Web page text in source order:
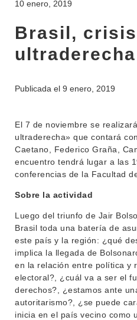
LLAMADOS
BEDELÍA
OFERTA DE GRADO
EDUCACIÓN PERMANENTE
MOVILIDAD ACADÉMICA
BIBLIOTECA
10 enero, 2019
Brasil,
ultraderecha
Publicada el 9 enero, 2019
El 7 de noviembre se
ultraderecha» que contará
Caetano, Federico Graña,
encuentro tendrá lugar a las
conferencias de la Facultad
Sobre la actividad
Luego del triunfo de Jair
Brasil toda una batería de
este país y la región: ¿qué
implica la llegada de
en la relación entre política y
electoral?, ¿cuál va a ser el
derechos?, ¿estamos ante
autoritarismo?, ¿se puede
inicia en el país vecino como